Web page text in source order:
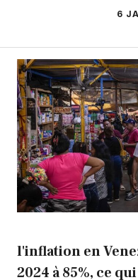
6
l'inflation en
2024 à 85%, ce